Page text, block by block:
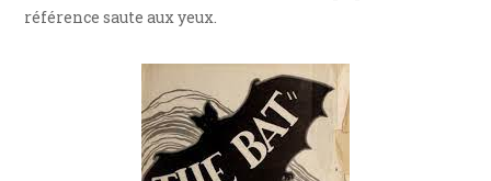
référence saute aux yeux.